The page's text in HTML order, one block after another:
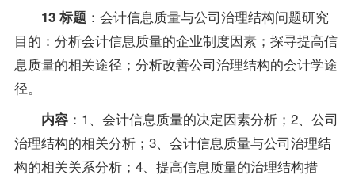
13 标题：会计信息质量与公司治理结构问题研究
目的：分析会计信息质量的企业制度因素；探寻提高信
息质量的相关途径；分析改善公司治理结构的会计学途
径。
内容：1、会计信息质量的决定因素分析；2、公司
治理结构的相关分析；3、会计信息质量与公司治理结
构的相关关系分析；4、提高信息质量的治理结构措